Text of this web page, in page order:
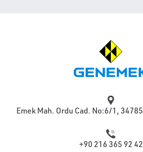
Emek Mah. Ordu Cad. No:6/1,
+90 216 365 92 42